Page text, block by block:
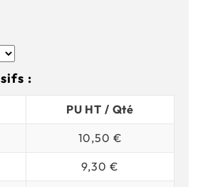
:
PU HT / Qté
10,50 €
9,30 €